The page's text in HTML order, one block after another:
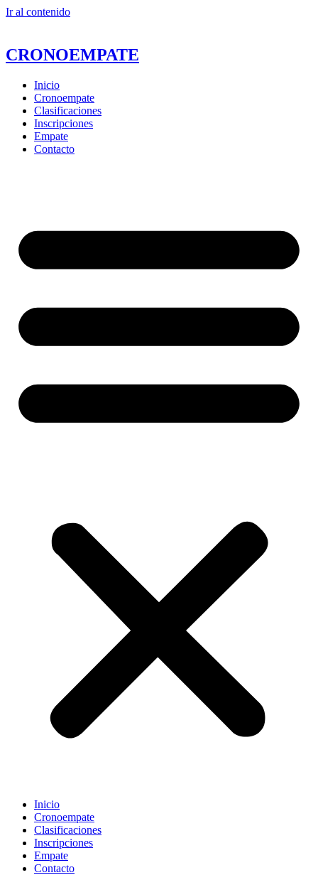
Ir al contenido
CRONOEMPATE
Inicio
Cronoempate
Clasificaciones
Inscripciones
Empate
Contacto
Inicio
Cronoempate
Clasificaciones
Inscripciones
Empate
Contacto